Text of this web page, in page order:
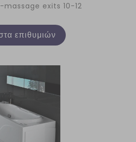
massage exits 10-12
επιθυμιών